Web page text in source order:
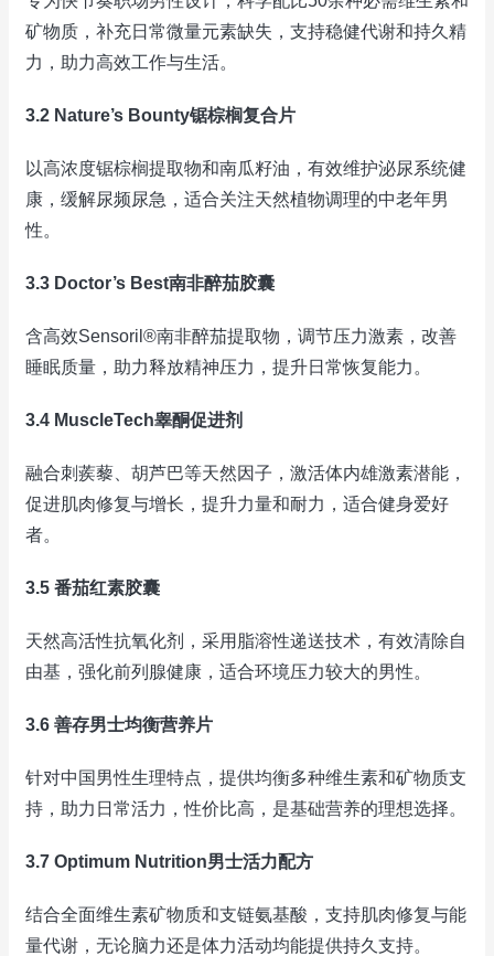
矿物质，补充日常微量元素缺失，支持稳健代谢和持久精
力，助力高效工作与生活。
3.2 Nature’s Bounty锯棕榈复合片
以高浓度锯棕榈提取物和南瓜籽油，有效维护泌尿系统健
康，缓解尿频尿急，适合关注天然植物调理的中老年男
性。
3.3 Doctor’s Best南非醉茄胶囊
含高效Sensoril®南非醉茄提取物，调节压力激素，改善
睡眠质量，助力释放精神压力，提升日常恢复能力。
3.4 MuscleTech睾酮促进剂
融合刺蒺藜、胡芦巴等天然因子，激活体内雄激素潜能，
促进肌肉修复与增长，提升力量和耐力，适合健身爱好
者。
3.5 番茄红素胶囊
天然高活性抗氧化剂，采用脂溶性递送技术，有效清除自
由基，强化前列腺健康，适合环境压力较大的男性。
3.6 善存男士均衡营养片
针对中国男性生理特点，提供均衡多种维生素和矿物质支
持，助力日常活力，性价比高，是基础营养的理想选择。
3.7 Optimum Nutrition男士活力配方
结合全面维生素矿物质和支链氨基酸，支持肌肉修复与能
量代谢，无论脑力还是体力活动均能提供持久支持。